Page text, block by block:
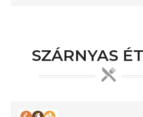
SZÁRNYAS